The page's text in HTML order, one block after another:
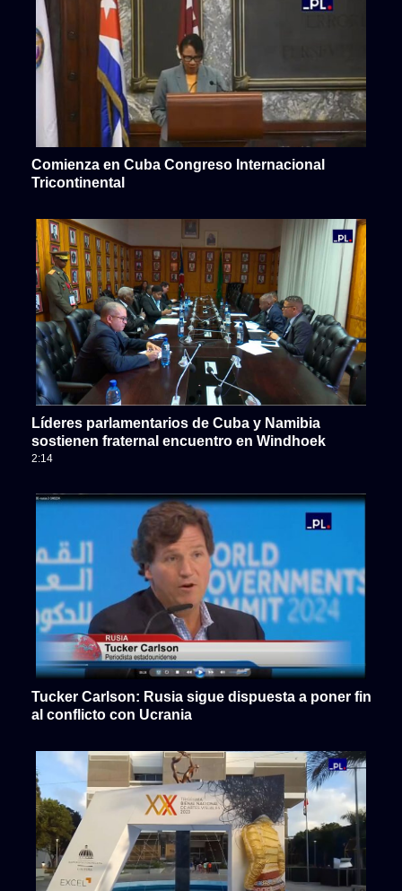
Comienza en Cuba Congreso Internacional
Tricontinental
Líderes parlamentarios de Cuba y Namibia
sostienen fraternal encuentro en Windhoek
2:14
Tucker Carlson: Rusia sigue dispuesta a poner fin
al conflicto con Ucrania